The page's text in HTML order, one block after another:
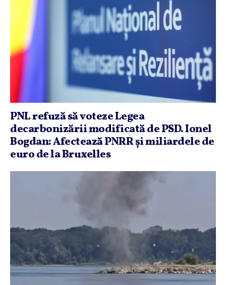
PNL refuză să voteze Legea
decarbonizării modificată de PSD. Ionel
Bogdan: Afectează PNRR şi miliardele de
euro de la Bruxelles